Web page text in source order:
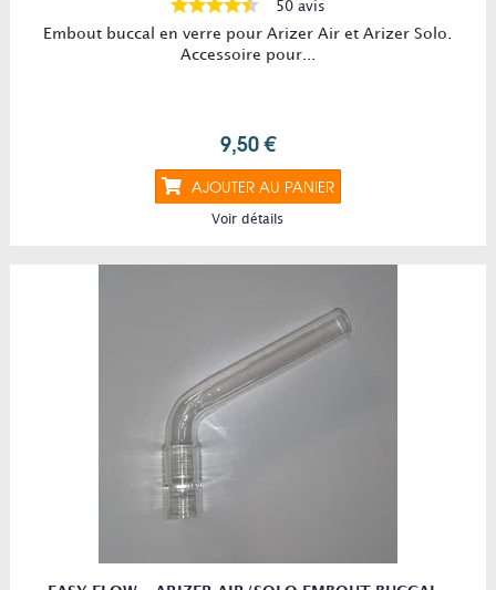
50 avis
Embout buccal en verre pour Arizer Air et Arizer Solo.
Accessoire pour...
9,50 €
AJOUTER AU PANIER
Voir détails